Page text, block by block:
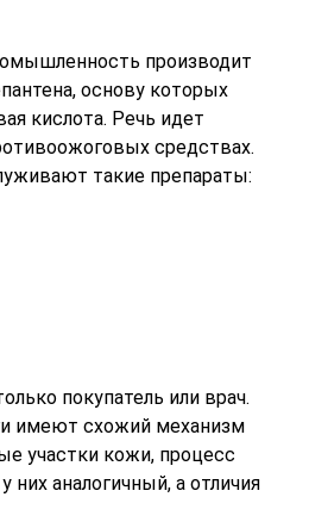
производит
основу которых
кислота. Речь идет
средствах.
такие препараты:
покупатель или врач.
имеют схожий механизм
участки кожи, процесс
них аналогичный, а отличия